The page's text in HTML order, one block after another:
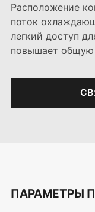
Расположение
поток
легкий доступ
повышает общую
ПАРАМЕТРЫ